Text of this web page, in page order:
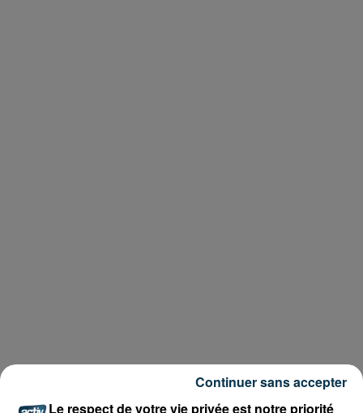
Le respect de votre vie privée est notre priorité
Continuer sans accepter